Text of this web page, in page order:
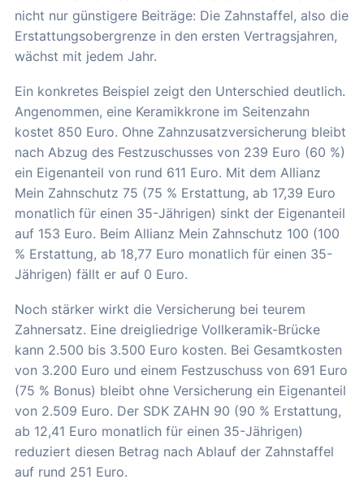
nicht nur günstigere Beiträge: Die Zahnstaffel, also die
Erstattungsobergrenze in den ersten Vertragsjahren,
wächst mit jedem Jahr.
Ein konkretes Beispiel zeigt den Unterschied deutlich.
Angenommen, eine Keramikkrone im Seitenzahn
kostet 850 Euro. Ohne Zahnzusatzversicherung bleibt
nach Abzug des Festzuschusses von 239 Euro (60 %)
ein Eigenanteil von rund 611 Euro. Mit dem Allianz
Mein Zahnschutz 75 (75 % Erstattung, ab 17,39 Euro
monatlich für einen 35-Jährigen) sinkt der Eigenanteil
auf 153 Euro. Beim Allianz Mein Zahnschutz 100 (100
% Erstattung, ab 18,77 Euro monatlich für einen 35-
Jährigen) fällt er auf 0 Euro.
Noch stärker wirkt die Versicherung bei teurem
Zahnersatz. Eine dreigliedrige Vollkeramik-Brücke
kann 2.500 bis 3.500 Euro kosten. Bei Gesamtkosten
von 3.200 Euro und einem Festzuschuss von 691 Euro
(75 % Bonus) bleibt ohne Versicherung ein Eigenanteil
von 2.509 Euro. Der SDK ZAHN 90 (90 % Erstattung,
ab 12,41 Euro monatlich für einen 35-Jährigen)
reduziert diesen Betrag nach Ablauf der Zahnstaffel
auf rund 251 Euro.